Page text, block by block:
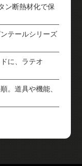
ン断熱材化で保
テールシリーズ
に、ラテオ
。道具や機能、